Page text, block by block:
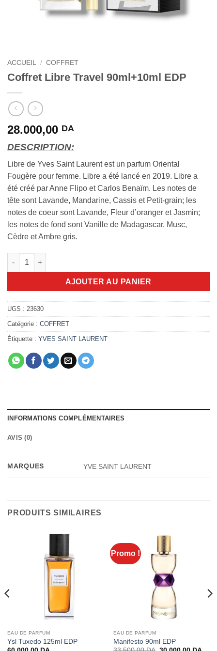
ACCUEIL / COFFRET
Coffret Libre Travel 90ml+10ml EDP
28.000,00 DA
DESCRIPTION:
Libre de Yves Saint Laurent est un parfum Oriental
Fougère pour femme. Libre a été lancé en 2019. Libre a
été créé par Anne Flipo et Carlos Benaïm. Les notes de
tête sont Lavande, Mandarine, Cassis et Petit-grain; les
notes de coeur sont Lavande, Fleur d’oranger et Jasmin;
les notes de fond sont Vanille de Madagascar, Musc,
Cèdre et Ambre gris.
quantité de Coffret Libre Travel 90ml+10ml EDP
AJOUTER AU PANIER
UGS : 23630
Catégorie : COFFRET
Étiquette : YVES SAINT LAURENT
INFORMATIONS COMPLÉMENTAIRES
AVIS (0)
MARQUES YVE SAINT LAURENT
PRODUITS SIMILAIRES
EAU DE PARFUM
Ysl Tuxedo 125ml EDP
Promo !
EAU DE PARFUM
Manifesto 90ml EDP